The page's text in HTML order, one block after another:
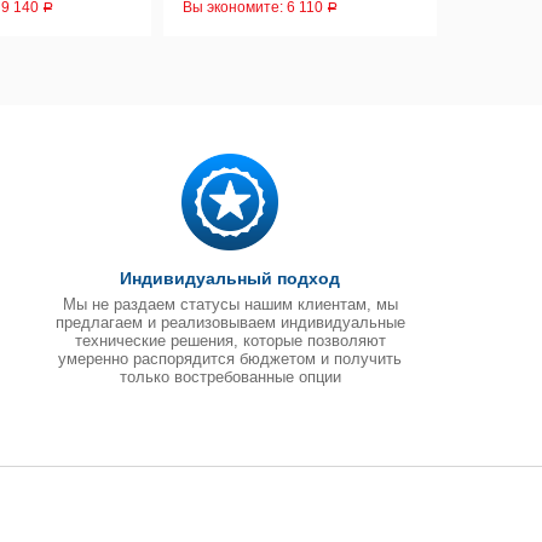
9 140 Р Вы экономите: 6 110 Р
Индивидуальный подход
Мы не раздаем статусы нашим клиентам, мы
предлагаем и реализовываем индивидуальные
технические решения, которые позволяют
умеренно распорядится бюджетом и получить
только востребованные опции